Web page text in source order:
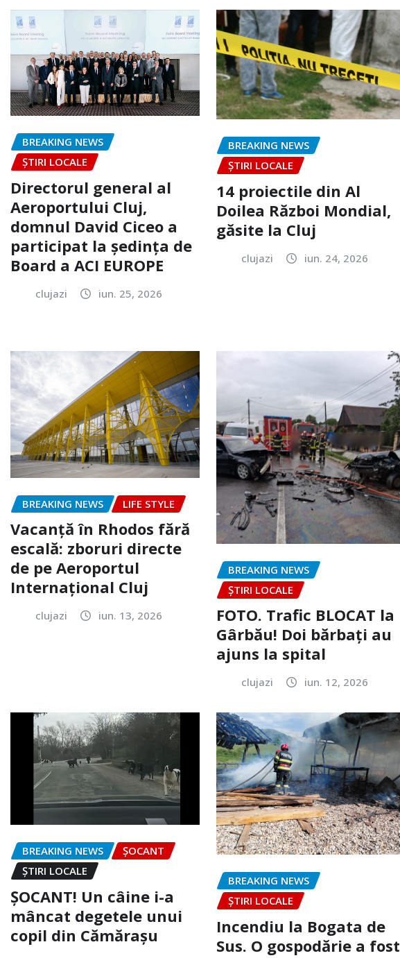
BREAKING NEWS
ȘTIRI LOCALE
Directorul general al
Aeroportului Cluj,
domnul David Ciceo a
participat la ședința de
Board a ACI EUROPE
clujazi iun. 25, 2026
BREAKING NEWS
ȘTIRI LOCALE
14 proiectile din Al
Doilea Război Mondial,
găsite la Cluj
clujazi iun. 24, 2026
BREAKING NEWS LIFE STYLE
Vacanță în Rhodos fără
escală: zboruri directe
de pe Aeroportul
Internațional Cluj
clujazi iun. 13, 2026
BREAKING NEWS
ȘTIRI LOCALE
FOTO. Trafic BLOCAT la
Gârbău! Doi bărbați au
ajuns la spital
clujazi iun. 12, 2026
BREAKING NEWS
ȘOCANT
ȘTIRI LOCALE
ȘOCANT! Un câine i-a
mâncat degetele unui
copil din Cămărașu
BREAKING NEWS
ȘTIRI LOCALE
Incendiu la Bogata de
Sus. O gospodărie a fost